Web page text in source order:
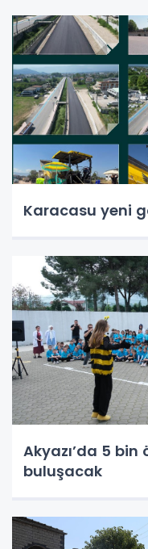
Karacasu yeni
Akyazı’da 5
buluşacak